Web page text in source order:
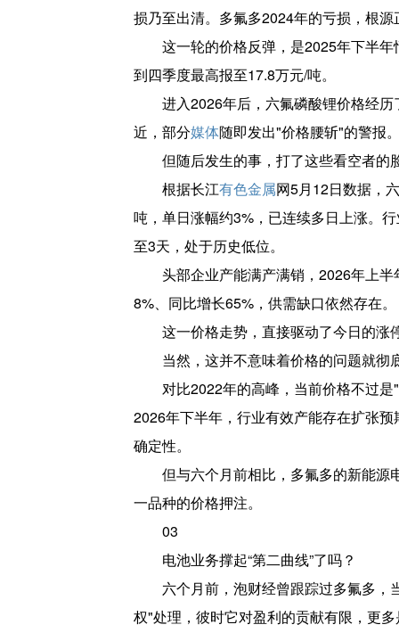
损乃至出清。多氟多2024年的亏损，根源
这一轮的价格反弹，是2025年下半
到四季度最高报至17.8万元/吨。
进入2026年后，六氟磷酸锂价格经
近，部分媒体随即发出"价格腰斩"的警报
但随后发生的事，打了这些看空者的
根据长江有色金属网5月12日数据，
吨，单日涨幅约3%，已连续多日上涨。
至3天，处于历史低位。
头部企业产能满产满销，2026年上
8%、同比增长65%，供需缺口依然存在。
这一价格走势，直接驱动了今日的涨
当然，这并不意味着价格的问题就彻
对比2022年的高峰，当前价格不过
2026年下半年，行业有效产能存在扩张
确定性。
但与六个月前相比，多氟多的新能源
一品种的价格押注。
03
电池业务撑起“第二曲线”了吗？
六个月前，泡财经曾跟踪过多氟多
权"处理，彼时它对盈利的贡献有限，更